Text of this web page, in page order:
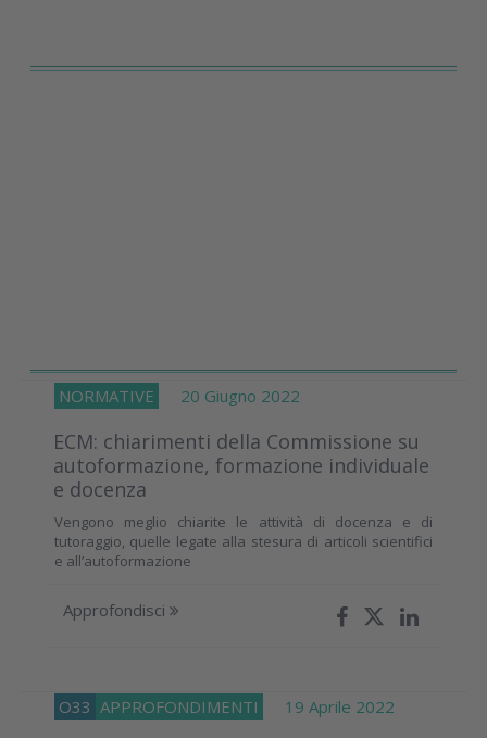
NORMATIVE 20 Giugno 2022
ECM: chiarimenti della Commissione su
autoformazione, formazione individuale
e docenza
Vengono meglio chiarite le attività di docenza e di
tutoraggio, quelle legate alla stesura di articoli scientifici
e all’autoformazione
Approfondisci
O33 APPROFONDIMENTI 19 Aprile 2022